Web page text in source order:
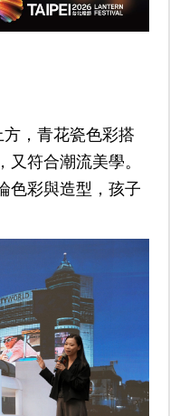
，青花瓷色彩搭
符合潮流美學。
色彩與造型，孩子